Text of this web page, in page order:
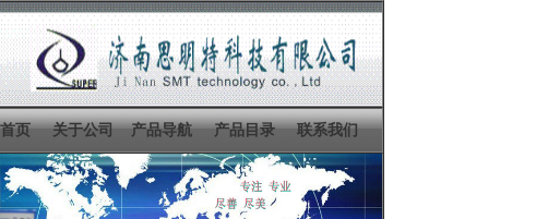
首页 关于公司 产品导航 产品目录 联系我们